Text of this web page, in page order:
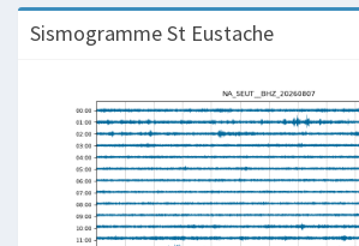
Sismogramme St Eustache